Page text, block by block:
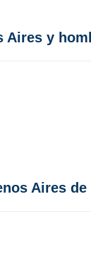
Aires y
Aires de